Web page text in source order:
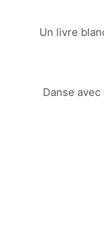
Un livre
Danse